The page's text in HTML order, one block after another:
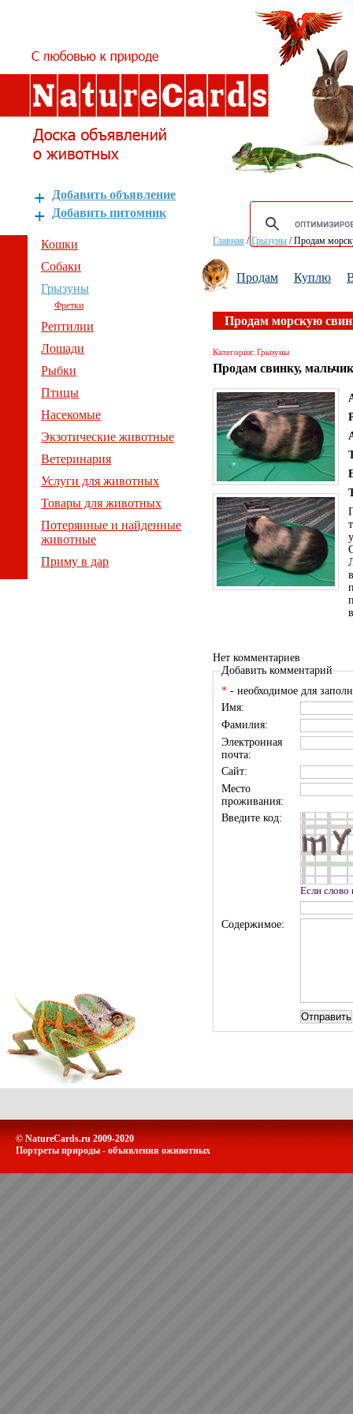
Добавить объявление
Добавить питомник
Кошки
Собаки
Грызуны
Фретки
Рептилии
Лошади
Рыбки
Птицы
Насекомые
Экзотические животные
Ветеринария
Услуги для животных
Товары для животных
Потерянные и найденные
животные
Приму в дар
Главная /Грызуны /Продам
Продам Куплю
Продам морскую
Категория: Грызуны
Продам свинку,
Нет комментариев
Добавить комментарий
* - необходимое для
Имя:
Фамилия:
Электронная
почта:
Сайт:
Место
проживания:
Введите код:
Если
Содержимое:
© NatureCards.ru 2009-2020
Портреты природы - объявления оживотных